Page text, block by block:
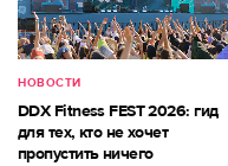
НОВОСТИ
DDX Fitness FEST 2026: гид
для тех, кто не хочет
пропустить ничего